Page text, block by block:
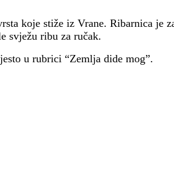
koje stiže iz Vrane. Ribarnica je
svježu ribu za ručak.
u rubrici “Zemlja dide mog”.